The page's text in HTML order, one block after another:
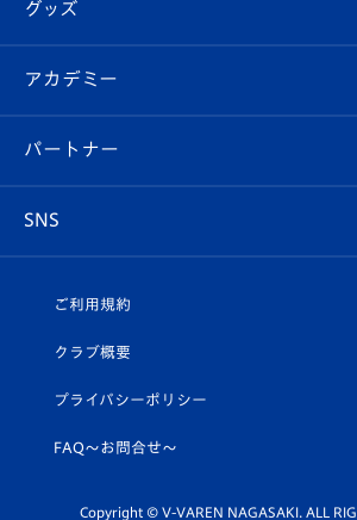
チケット
イベント
メディア
ホームタウン
スタッフプロフィール
マスコット紹介
平和祈念活動
ホームタウン活動
Revive Team
ヴィヴィくんの長崎おもてなしガイド
フォトギャラリー
スタジアムグルメ
V-LOVERS（ファンクラブ）
プレイヤーズスイート
グッズ
オンラインショップ
店舗情報
アカデミー
育成からのお知らせ
U-18
スクール
パートナー
SNS
ヴィヴィくんインスタグラム
公式LINE＠
ご利用規約
クラブ概要
プライバシーポリシー
FAQ〜お問合せ〜
Copyright © V-VAREN NAGASAKI. ALL